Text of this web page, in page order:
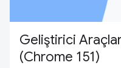
Geliştirici
(Chrome 151)